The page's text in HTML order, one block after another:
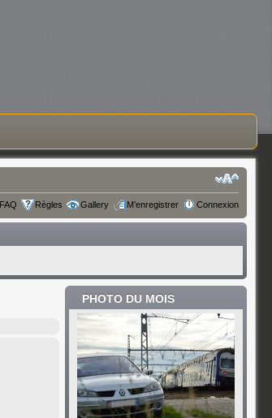
FAQ Règles Gallery M’enregistrer Connexion
PHOTO DU MOIS